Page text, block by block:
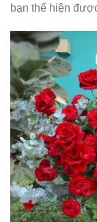
bạn thể hiện